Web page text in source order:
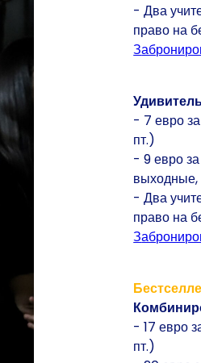
- Два
право на
- 7 евро
пт.)
- 9 евро
- Два
право на
- 17 евро
пт.)